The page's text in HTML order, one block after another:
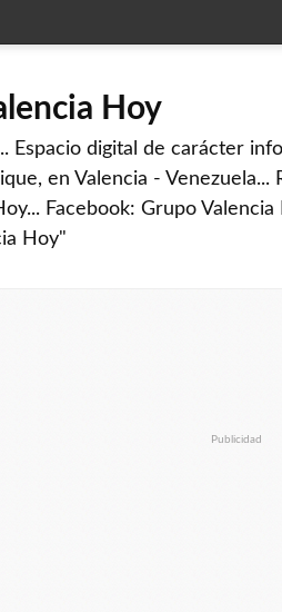
Hoy
Espacio digital de carácter
en Valencia -
Facebook: Grupo
Hoy"
Publicidad